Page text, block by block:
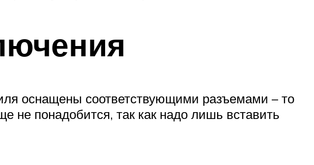
оснащены соответствующими разъемами – то
не понадобится, так как надо лишь вставить